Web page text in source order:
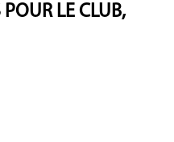
LE CLUB,